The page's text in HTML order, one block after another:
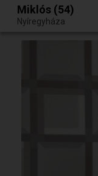
Egy jó randiból bármi lehet.
Miklós (54)
Nyíregyháza